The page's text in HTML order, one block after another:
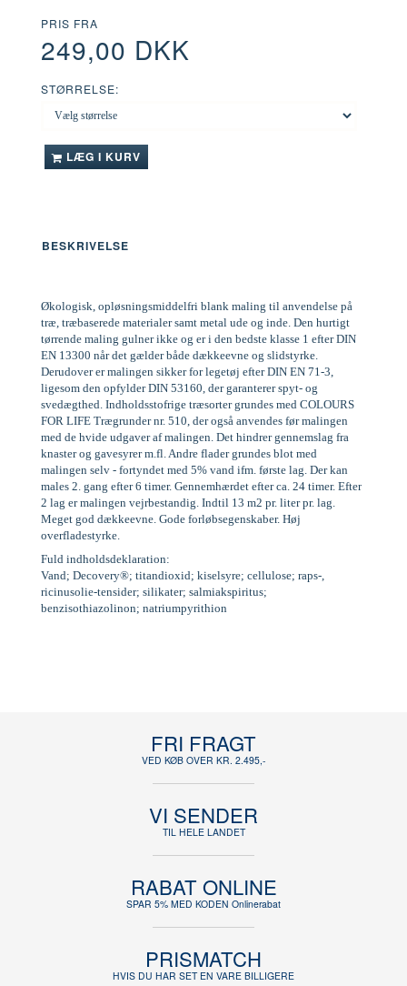
PRIS FRA
249,00 DKK
STØRRELSE:
LÆG I KURV
BESKRIVELSE
Økologisk, opløsningsmiddelfri blank maling til anvendelse på
træ, træbaserede materialer samt metal ude og inde. Den hurtigt
tørrende maling gulner ikke og er i den bedste klasse 1 efter DIN
EN 13300 når det gælder både dækkeevne og slidstyrke.
Derudover er malingen sikker for legetøj efter DIN EN 71-3,
ligesom den opfylder DIN 53160, der garanterer spyt- og
svedægthed. Indholdsstofrige træsorter grundes med COLOURS
FOR LIFE Trægrunder nr. 510, der også anvendes før malingen
med de hvide udgaver af malingen. Det hindrer gennemslag fra
knaster og gavesyrer m.fl. Andre flader grundes blot med
malingen selv - fortyndet med 5% vand ifm. første lag. Der kan
males 2. gang efter 6 timer. Gennemhærdet efter ca. 24 timer. Efter
2 lag er malingen vejrbestandig. Indtil 13 m2 pr. liter pr. lag.
Meget god dækkeevne. Gode forløbsegenskaber. Høj
overfladestyrke.
Fuld indholdsdeklaration:
Vand; Decovery®; titandioxid; kiselsyre; cellulose; raps-,
ricinusolie-tensider; silikater; salmiakspiritus;
benzisothiazolinon; natriumpyrithion
FRI FRAGT
VED KØB OVER KR. 2.495,-
VI SENDER
TIL HELE LANDET
RABAT ONLINE
SPAR 5% MED KODEN Onlinerabat
PRISMATCH
HVIS DU HAR SET EN VARE BILLIGERE